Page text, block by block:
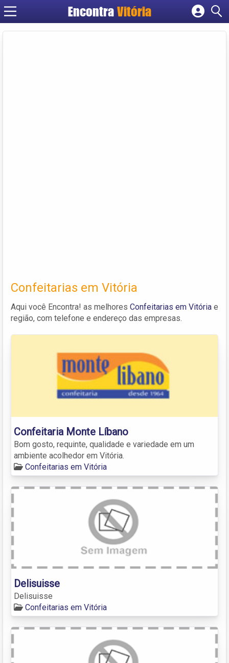
Encontra Vitória
Cadastrar empresa
Confeitarias em Vitória
Aqui você Encontra! as melhores Confeitarias em Vitória e
região, com telefone e endereço das empresas.
Confeitaria Monte Líbano
Bom gosto, requinte, qualidade e variedade em um
ambiente acolhedor em Vitória.
Confeitarias em Vitória
Delisuisse
Delisuisse
Confeitarias em Vitória